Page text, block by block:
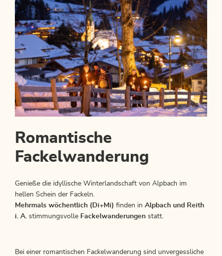
Romantische
Fackelwanderung
Genieße die idyllische Winterlandschaft von Alpbach im
hellen Schein der Fackeln.
Mehrmals wöchentlich (Di+Mi) finden in Alpbach und Reith
i. A. stimmungsvolle Fackelwanderungen statt.
Bei einer romantischen Fackelwanderung sind unvergessliche